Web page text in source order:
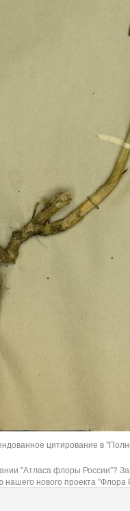
цитирование в
"Атласа флоры России"?
нашего нового проекта